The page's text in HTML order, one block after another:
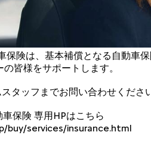
険は、基本補償となる自動車
皆様をサポートします。
タッフまでお問い合わせくださ
保険 専用HPはこちら
services/insurance.html